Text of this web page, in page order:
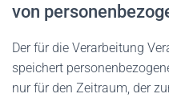
von
Der für die Verarbeitung
speichert
nur für den Zeitraum, der